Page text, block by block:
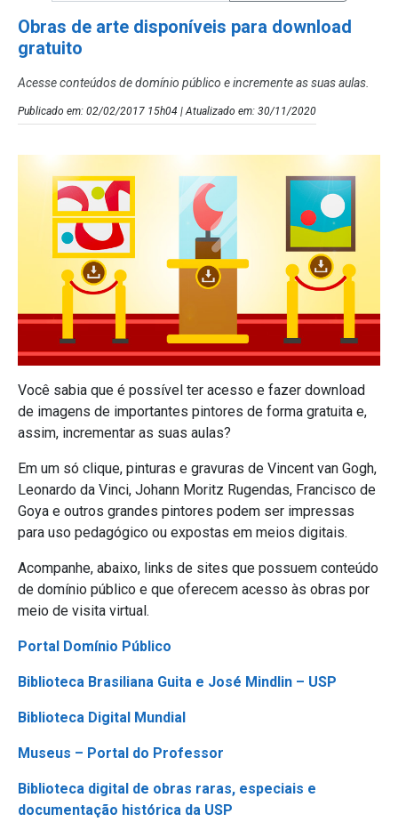
Obras de arte disponíveis para download
gratuito
Acesse conteúdos de domínio público e incremente as suas aulas.
Publicado em: 02/02/2017 15h04 | Atualizado em: 30/11/2020
Você sabia que é possível ter acesso e fazer download
de imagens de importantes pintores de forma gratuita e,
assim, incrementar as suas aulas?
Em um só clique, pinturas e gravuras de Vincent van Gogh,
Leonardo da Vinci, Johann Moritz Rugendas, Francisco de
Goya e outros grandes pintores podem ser impressas
para uso pedagógico ou expostas em meios digitais.
Acompanhe, abaixo, links de sites que possuem conteúdo
de domínio público e que oferecem acesso às obras por
meio de visita virtual.
Portal Domínio Público
Biblioteca Brasiliana Guita e José Mindlin – USP
Biblioteca Digital Mundial
Museus – Portal do Professor
Biblioteca digital de obras raras, especiais e
documentação histórica da USP